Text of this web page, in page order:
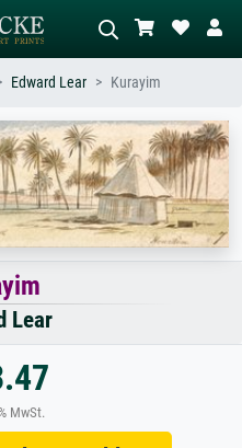
KI-bildesøk
Beskriv scenen – for eksempel grønn
eng, abstrakt med mye rødt, mørkt
oljemaleri, stående akt ved et tre.
Edward Lear Kurayim
Lear
MwSt.